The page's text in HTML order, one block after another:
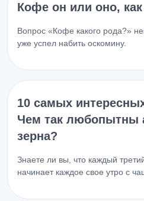
Кофе он или оно,
Вопрос «Кофе какого рода?»
уже успел набить оскомину.
10 самых
Чем так любопытны
зерна?
Знаете ли вы, что каждый
начинает каждое свое утро с